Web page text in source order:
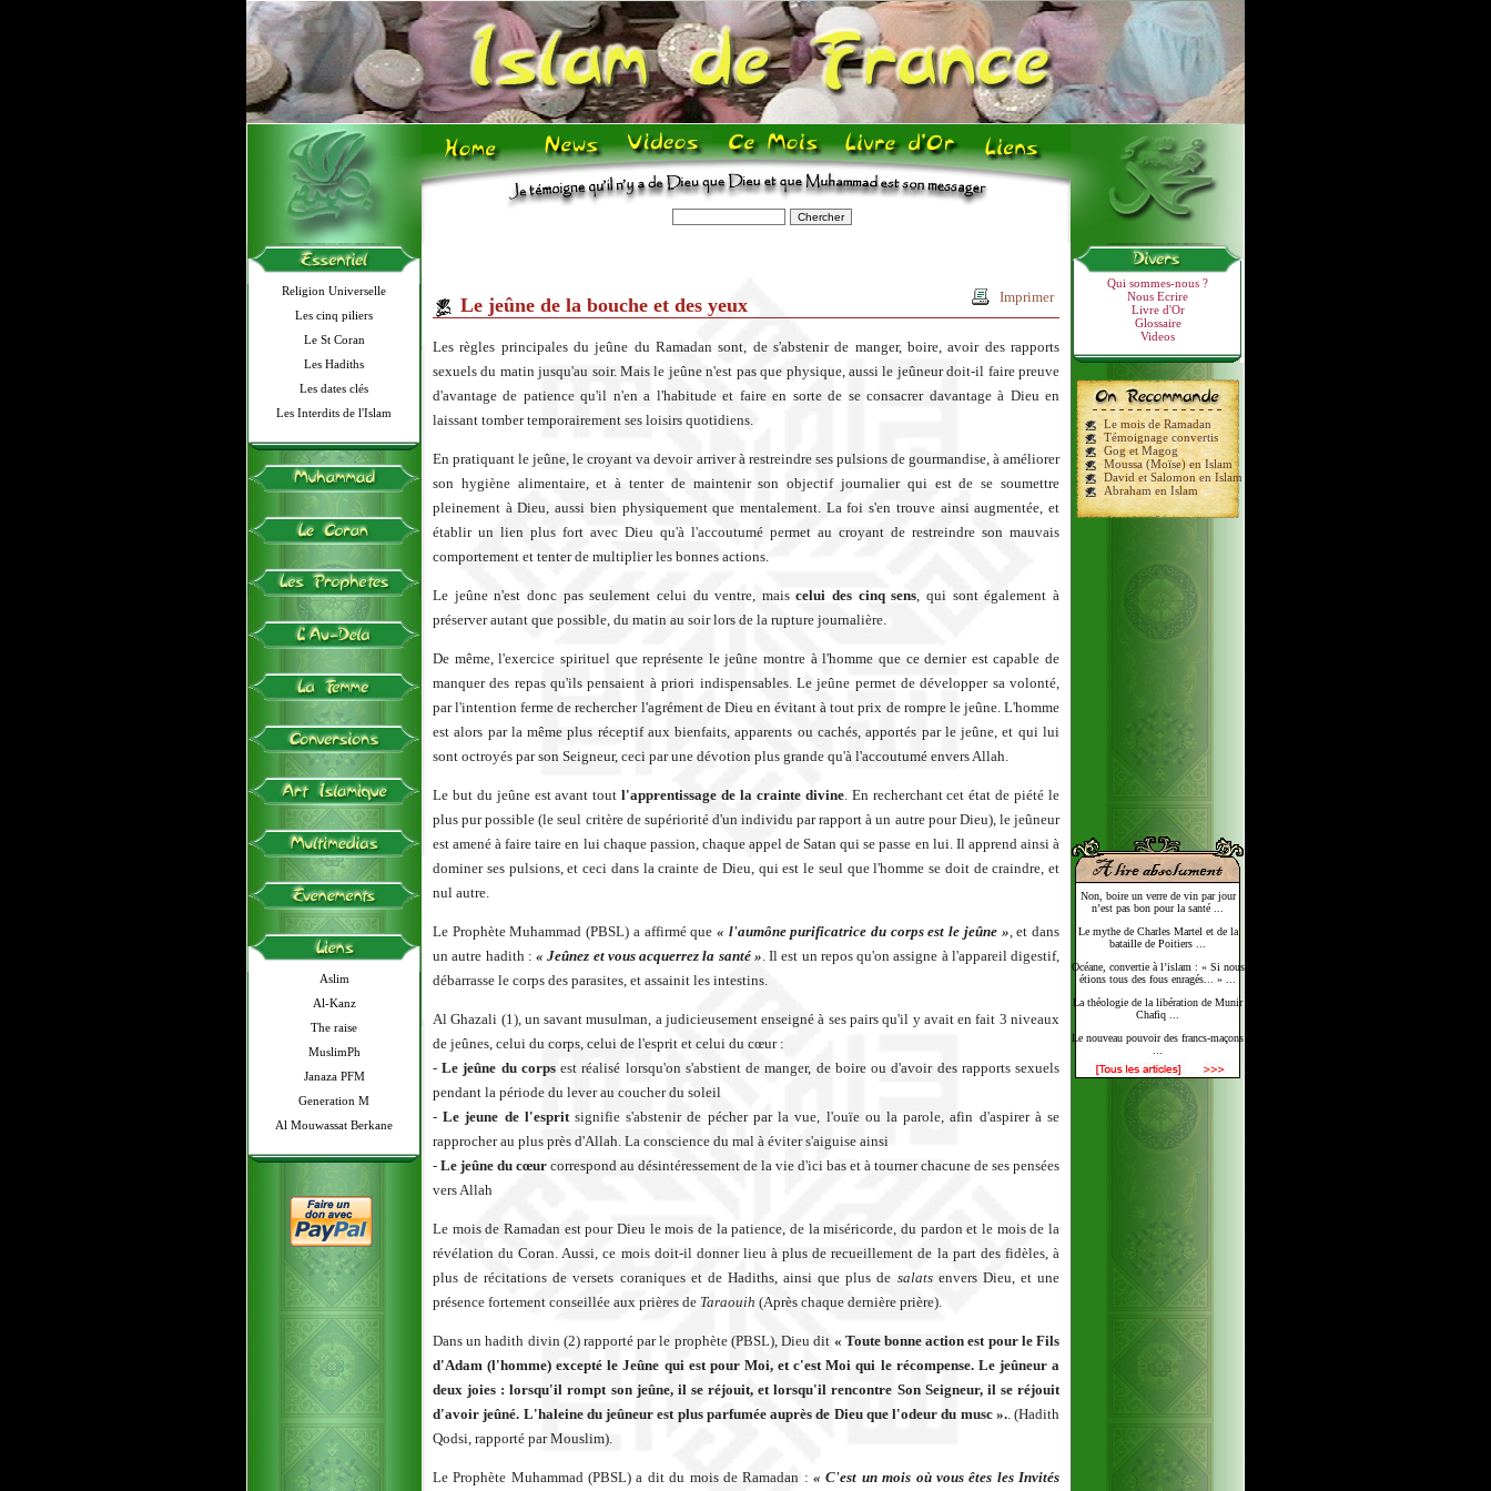
Religion Universelle
Les cinq piliers
Le St Coran
Les Hadiths
Les dates clés
Les Interdits de l'Islam
Aslim
Al-Kanz
The raise
MuslimPh
Janaza PFM
Generation M
Al Mouwassat Berkane
Qui sommes-nous ?
Nous Ecrire
Livre d'Or
Glossaire
Videos
Le mois de Ramadan
Témoignage convertis
Gog et Magog
Moussa (Moïse) en Islam
David et Salomon en Islam
Abraham en Islam
Non, boire un verre de vin par jour
n’est pas bon pour la santé ...
Le mythe de Charles Martel et de la
bataille de Poitiers ...
Océane, convertie à l’islam : « Si nous
étions tous des fous enragés... » ...
La théologie de la libération de Munir
Chafiq ...
Le nouveau pouvoir des francs-maçons
Imprimer
Le jeûne de la bouche et des yeux
Les règles principales du jeûne du Ramadan sont, de s'abstenir de manger, boire, avoir des rapports
sexuels du matin jusqu'au soir. Mais le jeûne n'est pas que physique, aussi le jeûneur doit-il faire preuve
d'avantage de patience qu'il n'en a l'habitude et faire en sorte de se consacrer davantage à Dieu en
laissant tomber temporairement ses loisirs quotidiens.
En pratiquant le jeûne, le croyant va devoir arriver à restreindre ses pulsions de gourmandise, à améliorer
son hygiène alimentaire, et à tenter de maintenir son objectif journalier qui est de se soumettre
pleinement à Dieu, aussi bien physiquement que mentalement. La foi s'en trouve ainsi augmentée, et
établir un lien plus fort avec Dieu qu'à l'accoutumé permet au croyant de restreindre son mauvais
comportement et tenter de multiplier les bonnes actions.
Le jeûne n'est donc pas seulement celui du ventre, maiscelui des cinq sens , qui sont également à
préserver autant que possible, du matin au soir lors de la rupture journalière.
De même, l'exercice spirituel que représente le jeûne montre à l'homme que ce dernier est capable de
manquer des repas qu'ils pensaient à priori indispensables. Le jeûne permet de développer sa volonté,
par l'intention ferme de rechercher l'agrément de Dieu en évitant à tout prix de rompre le jeûne. L'homme
est alors par la même plus réceptif aux bienfaits, apparents ou cachés, apportés par le jeûne, et qui lui
sont octroyés par son Seigneur, ceci par une dévotion plus grande qu'à l'accoutumé envers Allah.
Le but du jeûne est avant toutl'apprentissage de la crainte divine. En recherchant cet état de piété le
plus pur possible (le seul critère de supériorité d'un individu par rapport à un autre pour Dieu), le jeûneur
est amené à faire taire en lui chaque passion, chaque appel de Satan qui se passe en lui. Il apprend ainsi à
dominer ses pulsions, et ceci dans la crainte de Dieu, qui est le seul que l'homme se doit de craindre, et
nul autre.
Le Prophète Muhammad (PBSL) a affirmé que « l'aumône purificatrice du corps est le jeûne » , et dans
un autre hadith : « Jeûnez et vous acquerrez la santé » . Il est un repos qu'on assigne à l'appareil digestif,
débarrasse le corps des parasites, et assainit les intestins.
Al Ghazali (1), un savant musulman, a judicieusement enseigné à ses pairs qu'il y avait en fait 3 niveaux
de jeûnes, celui du corps, celui de l'esprit et celui du cœur :
-Le jeûne du corpsest réalisé lorsqu'on s'abstient de manger, de boire ou d'avoir des rapports sexuels
pendant la période du lever au coucher du soleil
-Le jeune de l'espritsignifie s'abstenir de pécher par la vue, l'ouïe ou la parole, afin d'aspirer à se
rapprocher au plus près d'Allah. La conscience du mal à éviter s'aiguise ainsi
- Le jeûne du cœur correspond au désintéressement de la vie d'ici bas et à tourner chacune de ses pensées
vers Allah
Le mois de Ramadan est pour Dieu le mois de la patience, de la miséricorde, du pardon et le mois de la
révélation du Coran. Aussi, ce mois doit-il donner lieu à plus de recueillement de la part des fidèles, à
plus de récitations de versets coraniques et de Hadiths, ainsi que plus de salatsenvers Dieu, et une
présence fortement conseillée aux prières de Taraouih (Après chaque dernière prière).
Dans un hadith divin (2) rapporté par le prophète (PBSL), Dieu dit « Toute bonne action est pour le Fils
d'Adam (l'homme) excepté le Jeûne qui est pour Moi, et c'est Moi qui le récompense. Le jeûneur a
deux joies : lorsqu'il rompt son jeûne, il se réjouit, et lorsqu'il rencontre Son Seigneur, il se réjouit
d'avoir jeûné. L'haleine du jeûneur est plus parfumée auprès de Dieu que l'odeur du musc ».. (Hadith
Qodsi, rapporté par Mouslim).
Le Prophète Muhammad (PBSL) a dit du mois de Ramadan :« C'est un mois où vous êtes les Invités